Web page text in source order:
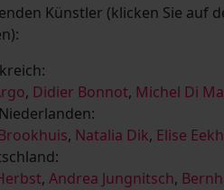
Künstler (klicken Sie auf
, Didier Bonnot, Michel Di
, Natalia Dik, Elise
, Andrea Jungnitsch,